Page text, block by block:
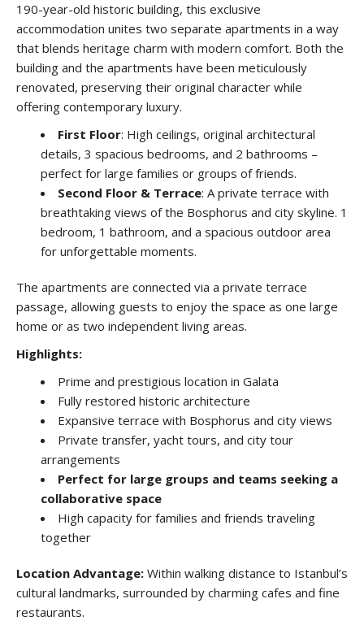
190-year-old historic building, this exclusive
accommodation unites two separate apartments in a way
that blends heritage charm with modern comfort. Both the
building and the apartments have been meticulously
renovated, preserving their original character while
offering contemporary luxury.
First Floor: High ceilings, original architectural
details, 3 spacious bedrooms, and 2 bathrooms –
perfect for large families or groups of friends.
Second Floor & Terrace: A private terrace with
breathtaking views of the Bosphorus and city skyline. 1
bedroom, 1 bathroom, and a spacious outdoor area
for unforgettable moments.
The apartments are connected via a private terrace
passage, allowing guests to enjoy the space as one large
home or as two independent living areas.
Highlights:
Prime and prestigious location in Galata
Fully restored historic architecture
Expansive terrace with Bosphorus and city views
Private transfer, yacht tours, and city tour
arrangements
Perfect for large groups and teams seeking a
collaborative space
High capacity for families and friends traveling
together
Location Advantage: Within walking distance to Istanbul’s
cultural landmarks, surrounded by charming cafes and fine
restaurants.